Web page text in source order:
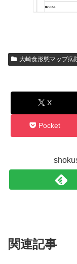
大崎食形態マップ病
X
Pocket
関連記事